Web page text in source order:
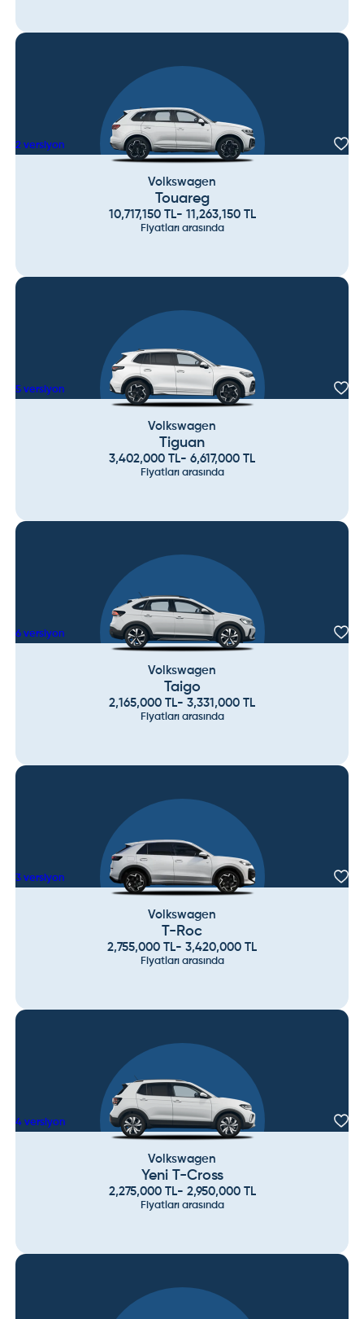
2 versiyon
Volkswagen
Touareg
10,717,150TL- 11,263,150TL
Fiyatları arasında
5 versiyon
Volkswagen
Tiguan
3,402,000 TL- 6,617,000 TL
Fiyatları arasında
6 versiyon
Volkswagen
Taigo
2,165,000 TL- 3,331,000 TL
Fiyatları arasında
3 versiyon
Volkswagen
T-Roc
2,755,000 TL- 3,420,000 TL
Fiyatları arasında
4 versiyon
Volkswagen
Yeni T-Cross
2,275,000TL- 2,950,000TL
Fiyatları arasında